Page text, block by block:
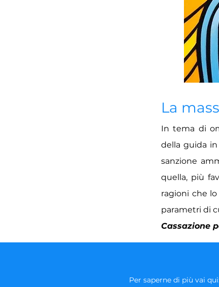
La
In tema di
della guida
sanzione
quella, più
ragioni che
parametri di
Cassazione
Per saperne di più vai